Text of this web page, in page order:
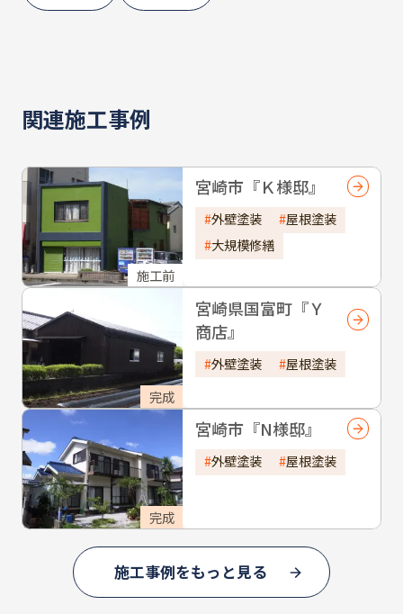
関連施工事例
施工前
宮崎市『Ｋ様邸』
外壁塗装
屋根塗装
大規模修繕
完成
宮崎県国富町『Ｙ
商店』
外壁塗装 屋根塗装
完成
宮崎市『N様邸』
外壁塗装 屋根塗装
施工事例をもっと見る